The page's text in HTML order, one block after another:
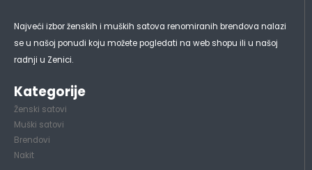
Najveći izbor ženskih i muških satova renomiranih brendova nalazi
se u našoj ponudi koju možete pogledati na web shopu ili u našoj
radnji u Zenici.
Kategorije
Ženski satovi
Muški satovi
Brendovi
Nakit